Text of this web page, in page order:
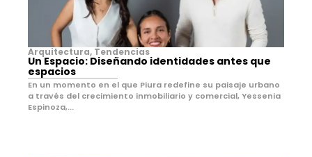
Arquitectura, Tendencias
Un Espacio: Diseñando identidades antes que
espacios
En un momento en el que Piura redefine su paisaje urbano
a través del crecimiento inmobiliario y comercial, Yessenia
Espinoza,...